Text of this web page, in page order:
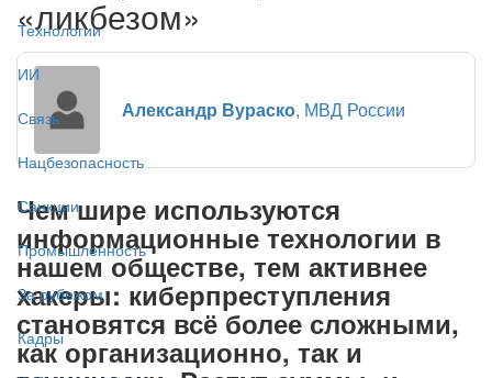
Технологии
ИИ
Связь
Нацбезопасность
Санкции
Промышленность
За рубежом
Кадры
«ликбезом»
Александр Вураско, МВД России
Чем шире используются
информационные технологии в
нашем обществе, тем активнее
хакеры: киберпреступления
становятся всё более сложными,
как организационно, так и